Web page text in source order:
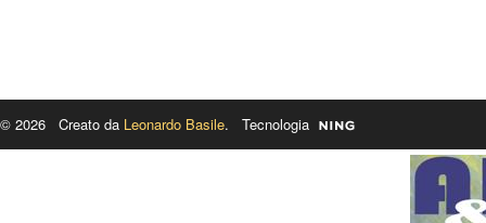
© 2026 Creato da Leonardo Basile. Tecnologia